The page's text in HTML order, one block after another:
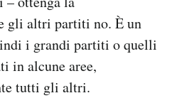
gli altri partiti no. È un
i grandi partiti o quelli
in alcune aree,
tutti gli altri.